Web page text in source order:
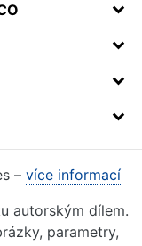
– více informací
autorským dílem.
parametry,